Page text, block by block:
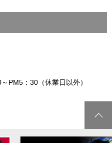
PM5：30（休業日以外）